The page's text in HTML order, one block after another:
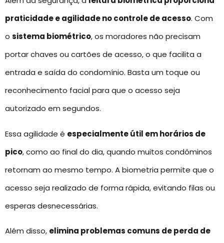
praticidade e agilidade no controle de acesso. Com
o sistema biométrico, os moradores não precisam
portar chaves ou cartões de acesso, o que facilita a
entrada e saída do condomínio. Basta um toque ou
reconhecimento facial para que o acesso seja
autorizado em segundos.
Essa agilidade é especialmente útil em horários de
pico, como ao final do dia, quando muitos condôminos
retornam ao mesmo tempo. A biometria permite que o
acesso seja realizado de forma rápida, evitando filas ou
esperas desnecessárias.
Além disso, elimina problemas comuns de perda de